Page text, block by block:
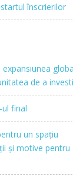
înscrierilor
de a investi
final
un spațiu
și motive pentru